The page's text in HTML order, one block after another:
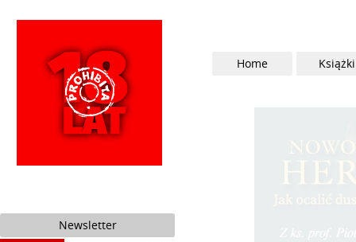
Newsletter
Książki
Home